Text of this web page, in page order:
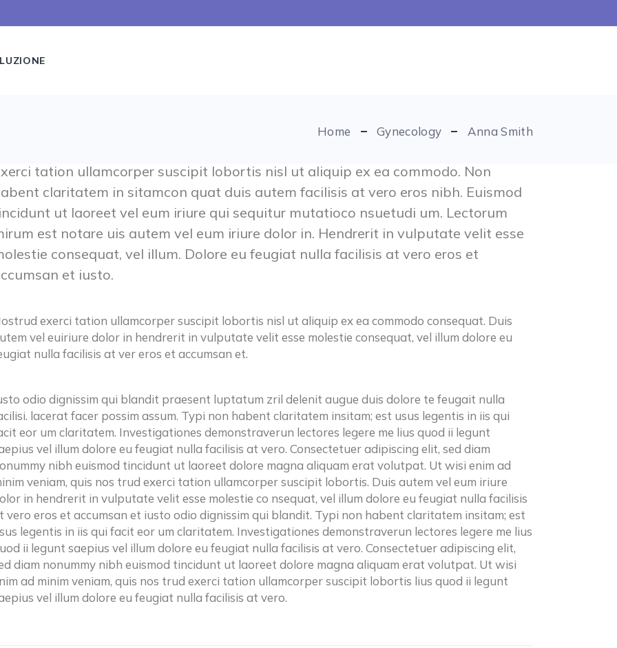
Home Gynecology Anna Smith
tation ullamcorper suscipit lobortis nisl ut aliquip ex ea commodo. Non
claritatem in sitamcon quat duis autem facilisis at vero eros nibh. Euismod
ut laoreet vel eum iriure qui sequitur mutatioco nsuetudi um. Lectorum
est notare uis autem vel eum iriure dolor in. Hendrerit in vulputate velit esse
consequat, vel illum. Dolore eu feugiat nulla facilisis at vero eros et
et iusto.
exerci tation ullamcorper suscipit lobortis nisl ut aliquip ex ea commodo consequat. Duis
vel euiriure dolor in hendrerit in vulputate velit esse molestie consequat, vel illum dolore eu
nulla facilisis at ver eros et accumsan et.
odio dignissim qui blandit praesent luptatum zril delenit augue duis dolore te feugait nulla
lacerat facer possim assum. Typi non habent claritatem insitam; est usus legentis in iis qui
eor um claritatem. Investigationes demonstraverun lectores legere me lius quod ii legunt
vel illum dolore eu feugiat nulla facilisis at vero. Consectetuer adipiscing elit, sed diam
nibh euismod tincidunt ut laoreet dolore magna aliquam erat volutpat. Ut wisi enim ad
veniam, quis nos trud exerci tation ullamcorper suscipit lobortis. Duis autem vel eum iriure
in hendrerit in vulputate velit esse molestie co nsequat, vel illum dolore eu feugiat nulla facilisis
vero eros et accumsan et iusto odio dignissim qui blandit. Typi non habent claritatem insitam; est
legentis in iis qui facit eor um claritatem. Investigationes demonstraverun lectores legere me lius
ii legunt saepius vel illum dolore eu feugiat nulla facilisis at vero. Consectetuer adipiscing elit,
diam nonummy nibh euismod tincidunt ut laoreet dolore magna aliquam erat volutpat. Ut wisi
ad minim veniam, quis nos trud exerci tation ullamcorper suscipit lobortis lius quod ii legunt
vel illum dolore eu feugiat nulla facilisis at vero.